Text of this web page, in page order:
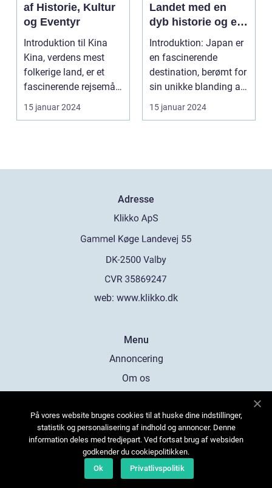
af Historie, Kultur
og Eventyr
Introduktion til Kina
Kina, verdens mest
folkerige land, er et
fascinerende rejsemål
for rejsende o...
15 januar 2024
Landet med en
dyb historie og en
enestående kultur
Introduktion: Japan er
en fascinerende
destination, berømt for
sin unikke blanding af
tradition og i...
15 januar 2024
Adresse
web: www.klikko.dk
Menu
Annoncering
Om os
Kontakt os
Sitemap
På vores website bruges cookies til at huske dine indstillinger,
statistik og personalisering af indhold og annoncer. Denne
information deles med tredjepart. Ved fortsat brug af websiden
godkender du cookiepolitikken.
Ok
Privatlivspolitik